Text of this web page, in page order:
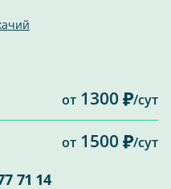
от 1300 /сут
от 1500 /сут
71 14